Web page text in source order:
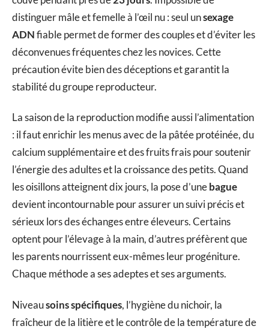
distinguer mâle et femelle à l’œil nu : seul unsexage
ADNfiable permet de former des couples et d’éviter les
déconvenues fréquentes chez les novices. Cette
précaution évite bien des déceptions et garantit la
stabilité du groupe reproducteur.
La saison de la reproduction modifie aussi l’alimentation
: il faut enrichir les menus avec de la pâtée protéinée, du
calcium supplémentaire et des fruits frais pour soutenir
l’énergie des adultes et la croissance des petits. Quand
les oisillons atteignent dix jours, la pose d’unebague
devient incontournable pour assurer un suivi précis et
sérieux lors des échanges entre éleveurs. Certains
optent pour l’élevage à la main, d’autres préfèrent que
les parents nourrissent eux-mêmes leur progéniture.
Chaque méthode a ses adeptes et ses arguments.
Niveausoins spécifiques, l’hygiène du nichoir, la
fraîcheur de la litière et le contrôle de la température de